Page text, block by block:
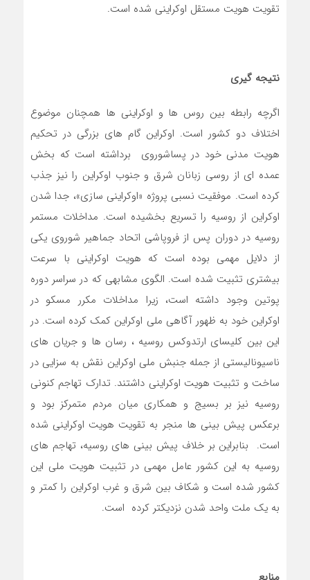
تقویت هویت مستقل اوکراینی شده است.
نتیجه گیری
اگرچه رابطه بین روس ها و اوکراینی ها همچنان موضوع
اختلاف دو کشور است. اوکراین گام های بزرگی در تحکیم
هویت مدنی خود در پساشوروی برداشته است که بخش
عمده ای از روسی زبانان شرق و جنوب اوکراین را نیز جذب
کرده است. موفقیت نسبی پروژه «اوکراینی سازی»، جدا شدن
اوکراین از روسیه را تسریع بخشیده است. مداخلات مستمر
روسیه در دوران پس از فروپاشی اتحاد جماهیر شوروی یکی
از دلایل مهمی بوده است که هویت اوکراینی با سرعت
بیشتری تثبیت شده است. الگوی مشابهی که در سراسر دوره
پوتین وجود داشته است، زیرا مداخلات مکرر مسکو در
اوکراین خود به ظهور آگاهی ملی اوکراین کمک کرده است. در
این بین کلیسای ارتدوکس روسیه ، رسان ها و جریان های
ناسیونالیستی از جمله جنبش ملی اوکراین نقش به سزایی در
ساخت و تثبیت هویت اوکراینی داشتند. تدارک تهاجم کنونی
روسیه نیز بر بسیج و همکاری میان مردم متمرکز بود و
برعکس پیش بینی ها منجر به تقویت هویت اوکراینی شده
است. بنابراین بر خلاف پیش بینی های روسیه، تهاجم های
روسیه به این کشور عامل مهمی در تثبیت هویت ملی این
کشور شده است و شکاف بین شرق و غرب اوکراین را کمتر و
به یک ملت واحد شدن نزدیکتر کرده است.